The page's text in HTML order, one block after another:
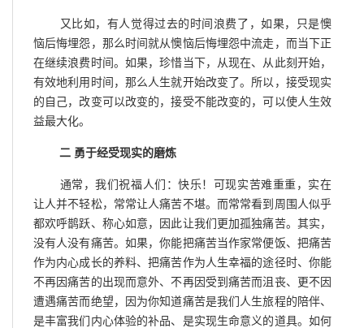
又比如，有人觉得过去的时间浪费了，如果，只是懊
恼后悔埋怨，那么时间就从懊恼后悔埋怨中流走，而当下正
在继续浪费时间。如果，珍惜当下，从现在、从此刻开始，
有效地利用时间，那么人生就开始改变了。所以，接受现实
的自己，改变可以改变的，接受不能改变的，可以使人生效
益最大化。
二 勇于经受现实的磨炼
通常，我们祝福人们：快乐！可现实苦难重重，实在
让人并不轻松，常常让人痛苦不堪。而常常看到周围人似乎
都欢呼鹊跃、称心如意，因此让我们更加孤独痛苦。其实，
没有人没有痛苦。如果，你能把痛苦当作家常便饭、把痛苦
作为内心成长的养料、把痛苦作为人生幸福的途径时、你能
不再因痛苦的出现而意外、不再因受到痛苦而沮丧、更不因
遭遇痛苦而绝望，因为你知道痛苦是我们人生旅程的陪伴、
是丰富我们内心体验的补品、是实现生命意义的道具。如何